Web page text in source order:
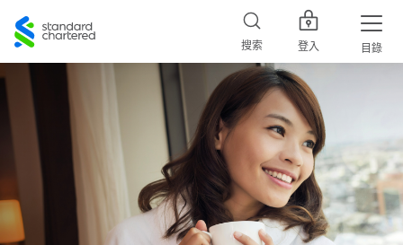
Standard
Chartered
搜索 登入 目錄